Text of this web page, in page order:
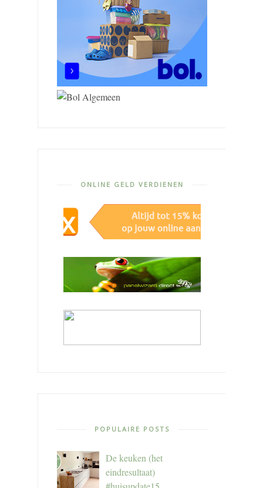
ONLINE GELD VERDIENEN
POPULAIRE POSTS
De keuken (het
eindresultaat)